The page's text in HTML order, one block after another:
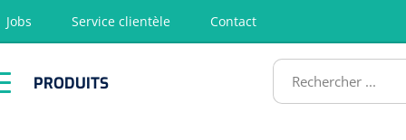
Jobs Service clientèle Contact
PRODUITS